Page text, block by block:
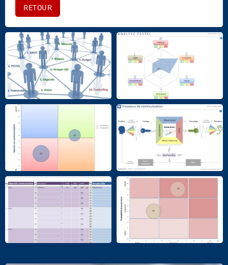
RETOUR